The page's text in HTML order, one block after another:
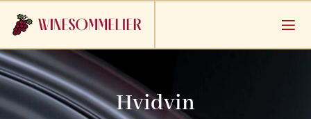
Hvidvin